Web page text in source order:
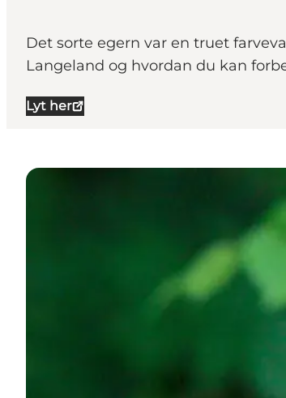
Det sorte egern var en truet
Langeland og hvordan du kan
Lyt her